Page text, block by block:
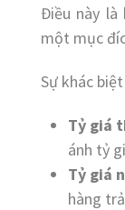
Điều này là
một mục
Sự khác
Tỷ giá
ánh tỷ
Tỷ giá
hàng